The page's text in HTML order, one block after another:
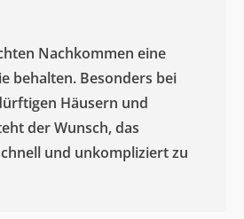
Nachkommen eine
behalten. Besonders bei
Häusern und
der Wunsch, das
und unkompliziert zu